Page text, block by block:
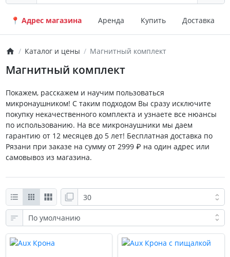
📍 Адрес магазина Аренда Купить Доставка
Каталог и цены Магнитный комплект
Магнитный комплект
Покажем, расскажем и научим пользоваться
микронаушником! С таким подходом Вы сразу исключите
покупку некачественного комплекта и узнаете все нюансы
по использованию. На все микронаушники мы даем
гарантию от 12 месяцев до 5 лет! Бесплатная доставка по
Рязани при заказе на сумму от 2999 ₽ на один адрес или
самовывоз из магазина.